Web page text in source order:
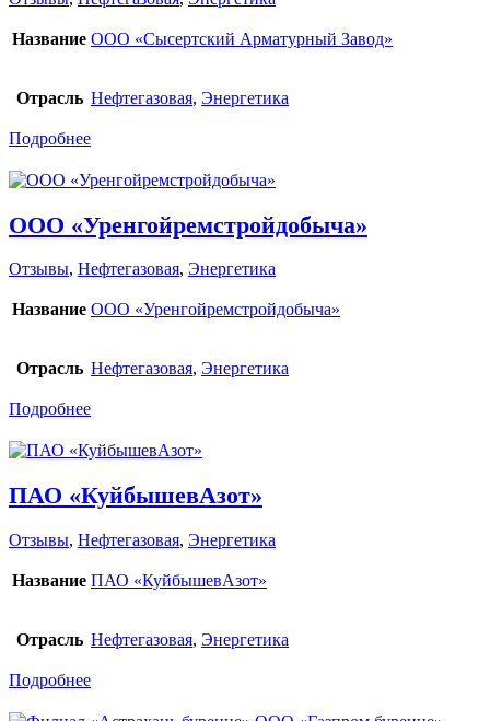
Название ООО «Сысертский Арматурный Завод»
Отрасль Нефтегазовая, Энергетика
Подробнее
ООО «Уренгойремстройдобыча»
Отзывы, Нефтегазовая, Энергетика
Название ООО «Уренгойремстройдобыча»
Отрасль Нефтегазовая, Энергетика
Подробнее
ПАО «КуйбышевАзот»
Отзывы, Нефтегазовая, Энергетика
Название ПАО «КуйбышевАзот»
Отрасль Нефтегазовая, Энергетика
Подробнее